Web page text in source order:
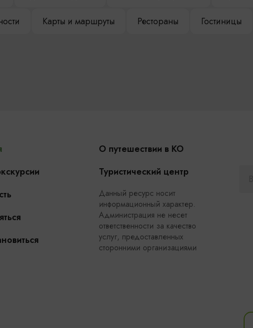
Карты и маршруты Рестораны Гостиницы
О путешествии в КО
Туристический центр
Данный ресурс носит
информационный характер.
Администрация не несет
ответственности за качество
услуг, предоставленных
сторонними организациями